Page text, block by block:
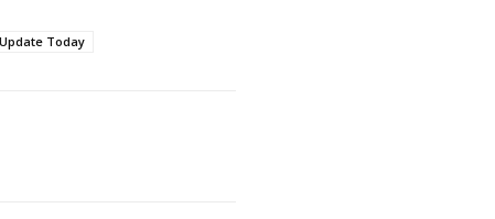
Today